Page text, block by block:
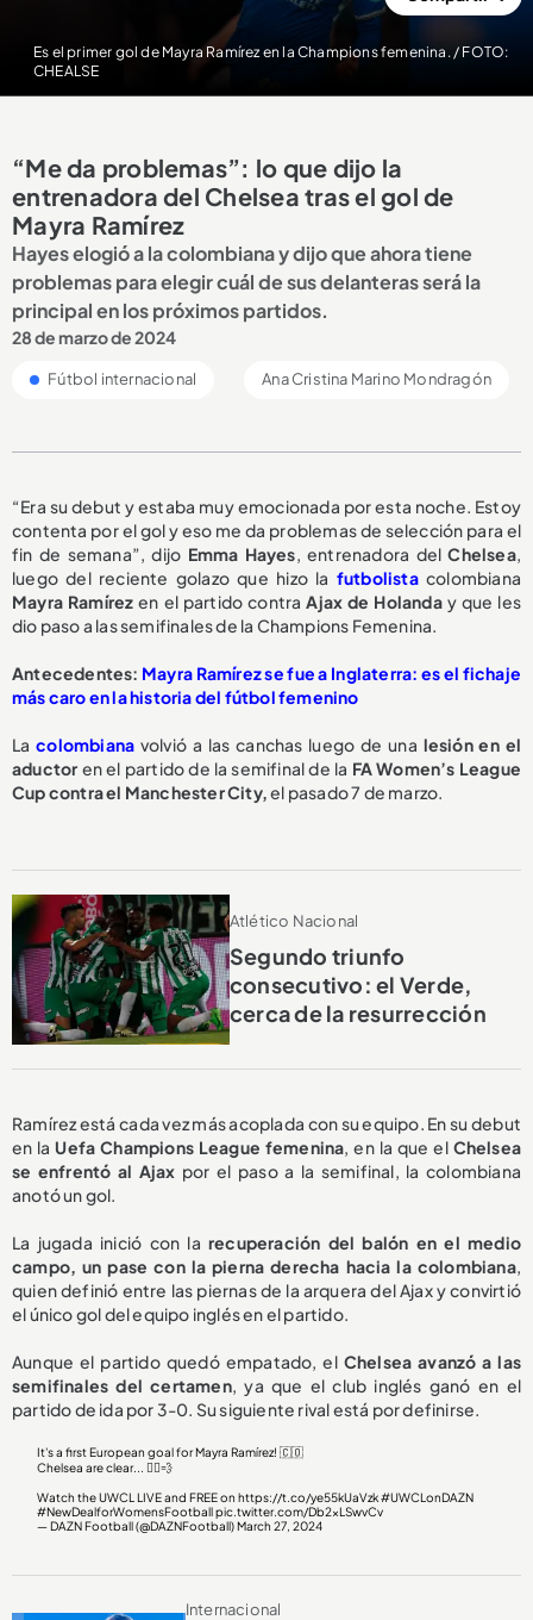
Es el primer gol de Mayra Ramírez en la Champions femenina. / FOTO:
CHEALSE
“Me da problemas”: lo que dijo la
entrenadora del Chelsea tras el gol de
Mayra Ramírez
Hayes elogió a la colombiana y dijo que ahora tiene
problemas para elegir cuál de sus delanteras será la
principal en los próximos partidos.
28 de marzo de 2024
Fútbol internacional Ana Cristina Marino Mondragón
“Era su debut y estaba muy emocionada por esta noche. Estoy
contenta por el gol y eso me da problemas de selección para el
fin de semana”, dijo Emma Hayes, entrenadora del Chelsea,
luego del reciente golazo que hizo la futbolista colombiana
Mayra Ramírez en el partido contraAjax de Holanda y que les
dio paso a las semifinales de la Champions Femenina.
Antecedentes: Mayra Ramírez se fue a Inglaterra: es el fichaje
más caro en la historia del fútbol femenino
Lacolombiana volvió a las canchas luego de una lesión en el
aductor en el partido de la semifinal de la FA Women’s League
Cup contra el Manchester City,el pasado 7 de marzo.
Atlético Nacional
Segundo triunfo
consecutivo: el Verde,
cerca de la resurrección
Ramírez está cada vez más acoplada con su equipo. En su debut
en la Uefa Champions League femenina, en la que elChelsea
se enfrentó al Ajax por el paso a la semifinal, la colombiana
anotó un gol.
La jugada inició con la recuperación del balón en el medio
campo, un pase con la pierna derecha hacia la colombiana,
quien definió entre las piernas de la arquera del Ajax y convirtió
el único gol del equipo inglés en el partido.
Aunque el partido quedó empatado, el Chelsea avanzó a las
semifinales del certamen, ya que el club inglés ganó en el
partido de ida por 3-0. Su siguiente rival está por definirse.
It's a first European goal for Mayra Ramírez! 🇨🇴
Chelsea are clear... 🏃‍♀️💨
Watch the UWCL LIVE and FREE onhttps://t.co/ye55kUaVzk #UWCLonDAZN
#NewDealforWomensFootball pic.twitter.com/Db2xLSwvCv
— DAZN Football (@DAZNFootball)March 27, 2024
Internacional